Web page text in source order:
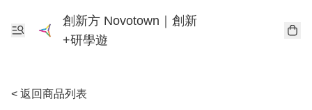
創新方 Novotown｜創新
+研學遊
< 返回商品列表